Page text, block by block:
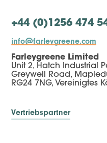
+44 (0)1256 474
info@farleygreene.com
Farleygreene Limited
Unit 2, Hatch Industrial
Greywell Road,
RG24 7NG, Vereinigtes
Vertriebspartner